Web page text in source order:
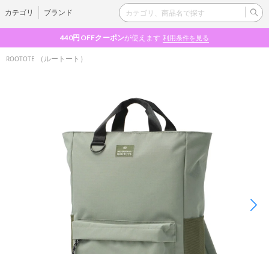
カテゴリ ブランド
440円OFFクーポンが使えます 利用条件を見る
ROOTOTE （ルートート）